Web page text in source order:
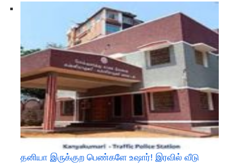
தனியா இருக்குற பெண்களே உஷார்! இரவில் வீடு